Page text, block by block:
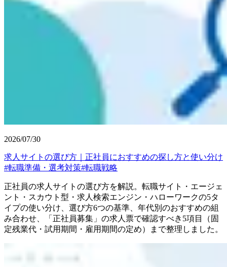
2026/07/30
求人サイトの選び方｜正社員におすすめの探し方と使い分け
#転職準備・選考対策#転職戦略
正社員の求人サイトの選び方を解説。転職サイト・エージェ
ント・スカウト型・求人検索エンジン・ハローワークの5タ
イプの使い分け、選び方6つの基準、年代別のおすすめの組
み合わせ、「正社員募集」の求人票で確認すべき5項目（固
定残業代・試用期間・雇用期間の定め）まで整理しました。